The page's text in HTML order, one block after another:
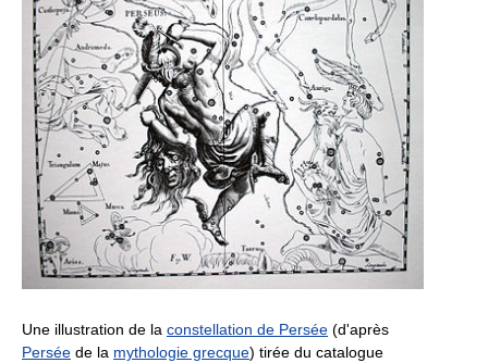
Une illustration de la constellation de Persée (d'après
Persée de la mythologie grecque) tirée du catalogue